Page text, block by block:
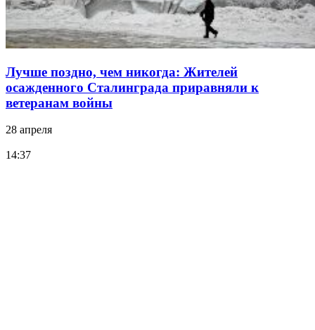
Лучше поздно, чем никогда: Жителей
осажденного Сталинграда приравняли к
ветеранам войны
28 апреля
14:37